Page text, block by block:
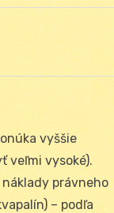
vyššie
veľmi vysoké).
právneho
– podľa